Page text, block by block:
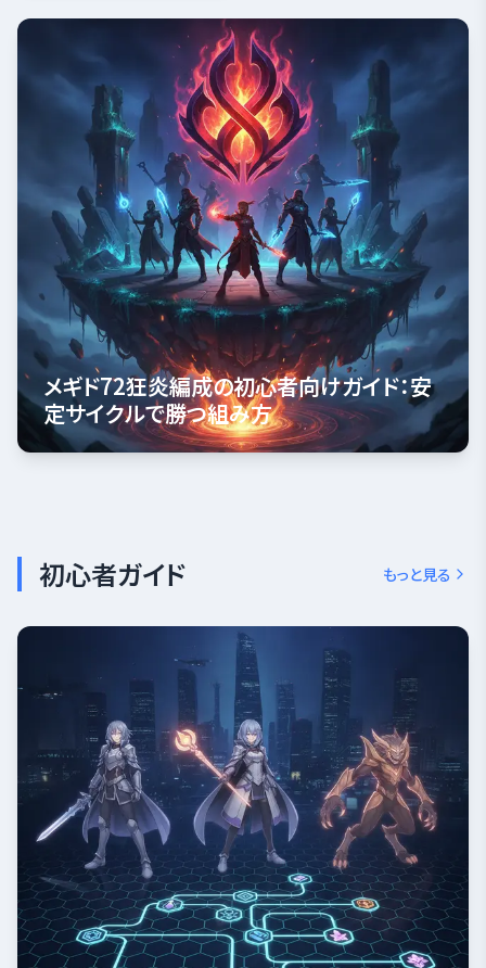
メギド72狂炎編成の初心者向けガイド：安
定サイクルで勝つ組み方
初心者ガイド もっと見る